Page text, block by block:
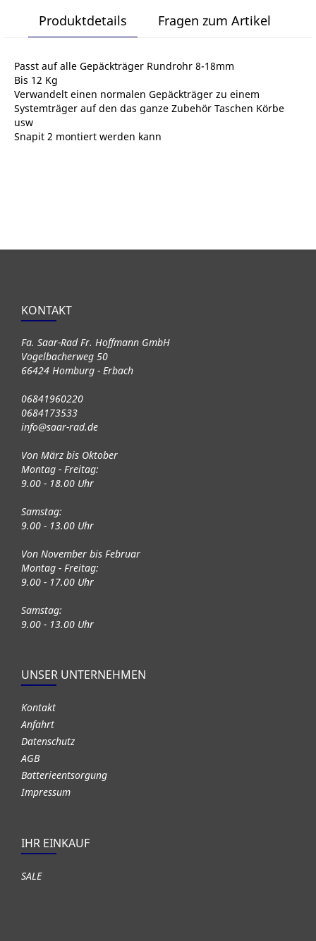
Produktdetails Fragen zum Artikel
Passt auf alle Gepäckträger Rundrohr 8-18mm
Bis 12 Kg
Verwandelt einen normalen Gepäckträger zu einem
Systemträger auf den das ganze Zubehör Taschen Körbe
usw
Snapit 2 montiert werden kann
KONTAKT
Fa. Saar-Rad Fr. Hoffmann GmbH
Vogelbacherweg 50
66424 Homburg - Erbach
06841960220
0684173533
info@saar-rad.de
Von März bis Oktober
Montag - Freitag:
9.00 - 18.00 Uhr
Samstag:
9.00 - 13.00 Uhr
Von November bis Februar
Montag - Freitag:
9.00 - 17.00 Uhr
Samstag:
9.00 - 13.00 Uhr
UNSER UNTERNEHMEN
Kontakt
Anfahrt
Datenschutz
AGB
Batterieentsorgung
Impressum
IHR EINKAUF
SALE